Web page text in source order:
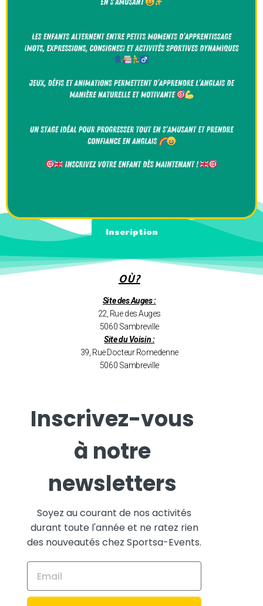
Inscription
OÙ?
Site des Auges :
22, Rue des Auges
5060 Sambreville
Site du Voisin :
39, Rue Docteur Romedenne
5060 Sambreville
Inscrivez-vous
à notre
newsletters
Soyez au courant de nos activités
durant toute l'année et ne ratez rien
des nouveautés chez Sportsa-Events.